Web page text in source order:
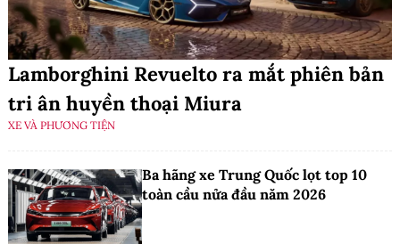
Lamborghini Revuelto ra mắt phiên bản
tri ân huyền thoại Miura
XE VÀ PHƯƠNG TIỆN
Ba hãng xe Trung Quốc lọt top 10
toàn cầu nửa đầu năm 2026